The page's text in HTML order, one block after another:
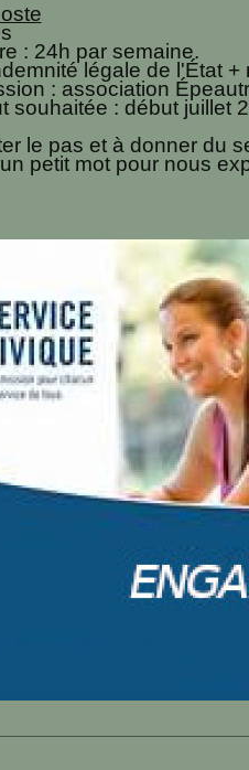
: 24h par semaine.
légale de l'État +
: association
: début juillet
le pas et à donner du
petit mot pour nous